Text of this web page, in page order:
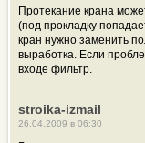
Протекание крана
(под прокладку
кран нужно заменить
выработка. Если
входе фильтр.
stroika-izmail
26.04.2009 в 06:30